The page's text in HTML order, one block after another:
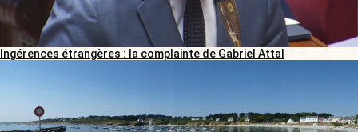
Ingérences étrangères : la complainte de Gabriel Attal